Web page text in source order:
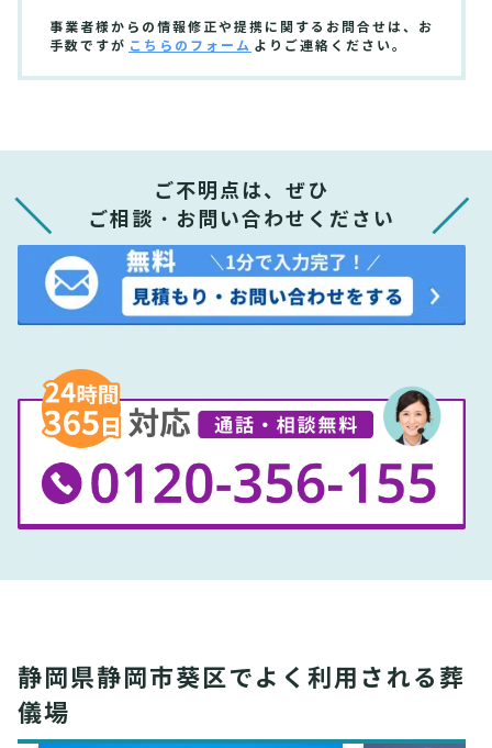
事業者様からの情報修正や提携に関するお問合せは、お
手数ですが こちらのフォーム よりご連絡ください。
ご不明点は、ぜひ
ご相談・お問い合わせください
静岡県静岡市葵区でよく利用される葬
儀場